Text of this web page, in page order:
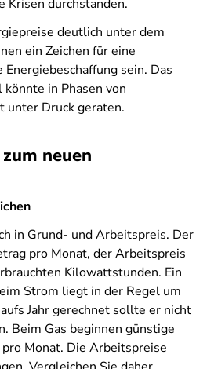
Krisen durchstanden.
deutlich unter dem
ein Zeichen für eine
sein. Das
in Phasen von
unter Druck geraten.
neuen
in Grund- und Arbeitspreis. Der
pro Monat, der Arbeitspreis
Kilowattstunden. Ein
Strom liegt in der Regel um
Jahr gerechnet sollte er nicht
Beim Gas beginnen günstige
Monat. Die Arbeitspreise